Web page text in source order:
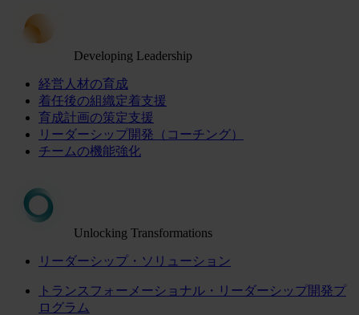
Developing Leadership
経営人材の育成
着任後の組織定着支援
育成計画の策定支援
リーダーシップ開発（コーチング）
チームの機能強化
Unlocking Transformations
リーダーシップ・ソリューション
トランスフォーメーショナル・リーダーシップ開発プ
ログラム